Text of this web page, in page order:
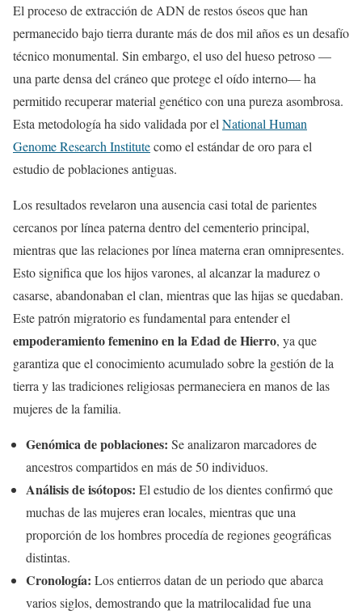
El proceso de extracción de ADN de restos óseos que han
permanecido bajo tierra durante más de dos mil años es un desafío
técnico monumental. Sin embargo, el uso del hueso petroso —
una parte densa del cráneo que protege el oído interno— ha
permitido recuperar material genético con una pureza asombrosa.
Esta metodología ha sido validada por el National Human
Genome Research Institutecomo el estándar de oro para el
estudio de poblaciones antiguas.
Los resultados revelaron una ausencia casi total de parientes
cercanos por línea paterna dentro del cementerio principal,
mientras que las relaciones por línea materna eran omnipresentes.
Esto significa que los hijos varones, al alcanzar la madurez o
casarse, abandonaban el clan, mientras que las hijas se quedaban.
Este patrón migratorio es fundamental para entender el
empoderamiento femenino en la Edad de Hierro, ya que
garantiza que el conocimiento acumulado sobre la gestión de la
tierra y las tradiciones religiosas permaneciera en manos de las
mujeres de la familia.
Genómica de poblaciones: Se analizaron marcadores de
ancestros compartidos en más de 50 individuos.
Análisis de isótopos: El estudio de los dientes confirmó que
muchas de las mujeres eran locales, mientras que una
proporción de los hombres procedía de regiones geográficas
distintas.
Cronología: Los entierros datan de un periodo que abarca
varios siglos, demostrando que la matrilocalidad fue una